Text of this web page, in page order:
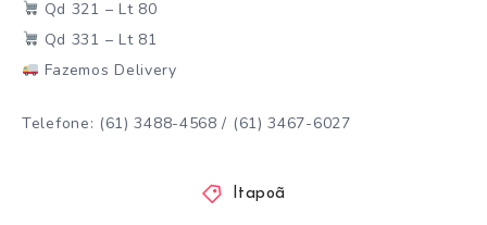
Qd 321 – Lt 80
Qd 331 – Lt 81
Fazemos Delivery
Telefone: (61) 3488-4568 / (61) 3467-6027
Itapoã